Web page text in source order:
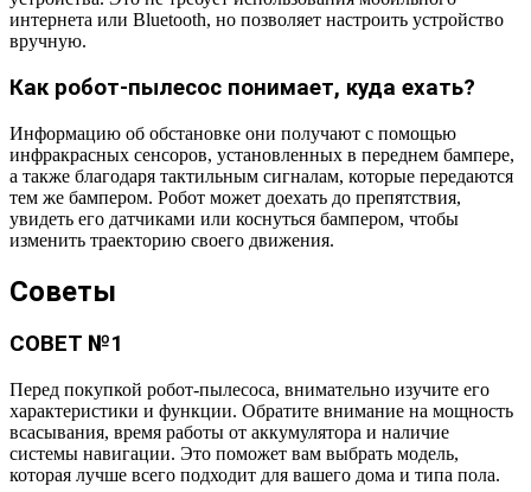
интернета или Bluetooth, но позволяет настроить устройство
вручную.
Как робот-пылесос понимает, куда ехать?
Информацию об обстановке они получают с помощью
инфракрасных сенсоров, установленных в переднем бампере,
а также благодаря тактильным сигналам, которые передаются
тем же бампером. Робот может доехать до препятствия,
увидеть его датчиками или коснуться бампером, чтобы
изменить траекторию своего движения.
Советы
СОВЕТ №1
Перед покупкой робот-пылесоса, внимательно изучите его
характеристики и функции. Обратите внимание на мощность
всасывания, время работы от аккумулятора и наличие
системы навигации. Это поможет вам выбрать модель,
которая лучше всего подходит для вашего дома и типа пола.